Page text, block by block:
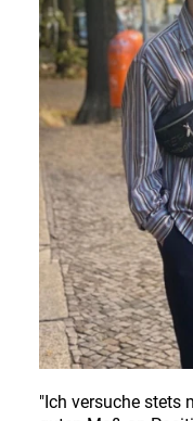
DE
EN
Deutsch
English
"Ich versuche stets